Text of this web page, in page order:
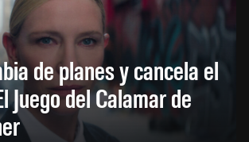
de planes y cancela el
Juego del Calamar de